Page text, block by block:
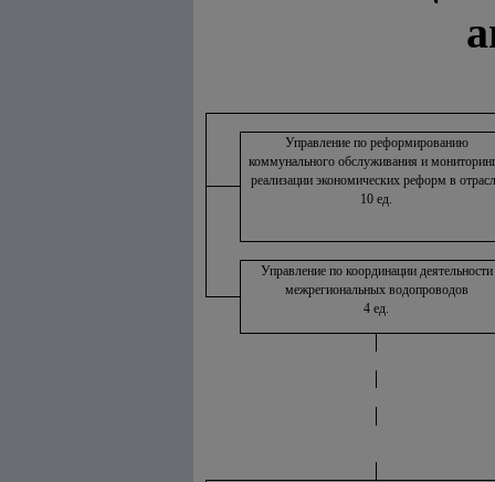
Управление по реформированию
коммунального обслуживания и
реализации экономических реформ в
10 ед.
Управление по координации деятельности
межрегиональных водопроводов
4 ед.